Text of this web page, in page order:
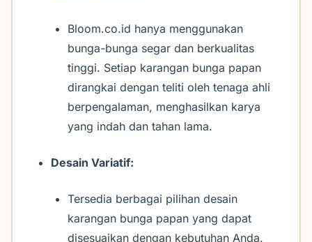
Bloom.co.id hanya menggunakan
bunga-bunga segar dan berkualitas
tinggi. Setiap karangan bunga papan
dirangkai dengan teliti oleh tenaga ahli
berpengalaman, menghasilkan karya
yang indah dan tahan lama.
Desain Variatif:
Tersedia berbagai pilihan desain
karangan bunga papan yang dapat
disesuaikan dengan kebutuhan Anda.